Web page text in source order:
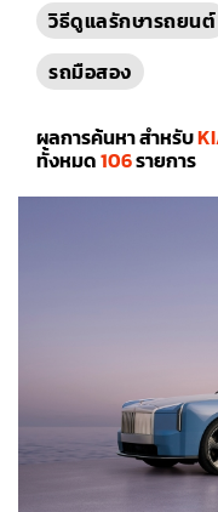
วิธีดูแลรักษารถยนต์
รถมือสอง
ผลการค้นหา สำหรับ
ทั้งหมด106รายการ